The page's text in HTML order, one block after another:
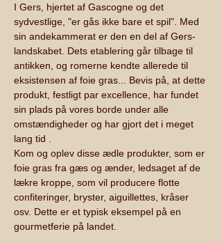
I Gers, hjertet af Gascogne og det
sydvestlige, "er gås ikke bare et spil". Med
sin andekammerat er den en del af Gers-
landskabet. Dets etablering går tilbage til
antikken, og romerne kendte allerede til
eksistensen af foie gras... Bevis på, at dette
produkt, festligt par excellence, har fundet
sin plads på vores borde under alle
omstændigheder og har gjort det i meget
lang tid .
Kom og oplev disse ædle produkter, som er
foie gras fra gæs og ænder, ledsaget af de
lækre kroppe, som vil producere flotte
confiteringer, bryster, aiguillettes, kråser
osv. Dette er et typisk eksempel på en
gourmetferie på landet.